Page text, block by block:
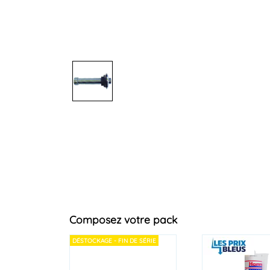
Composez votre pack
DÉSTOCKAGE - FIN DE SÉRIE